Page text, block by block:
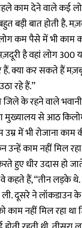
काम देने वाले कई
बड़ी बात होती है.
कम पैसे में भी काम
है वहां लोग 300
क्या कर सकते हैं
रहे हैं.’’
जिले के रहने वाले
मुख्यालय से आठ
में भी रोजाना
काम नहीं मिल
हुए धीर उदास हो
वे कहते हैं, ‘‘तीन
दूसरे ने लॉकडाउन के
काम नहीं मिल रहा